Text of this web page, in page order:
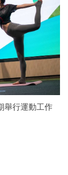
舉行運動工作